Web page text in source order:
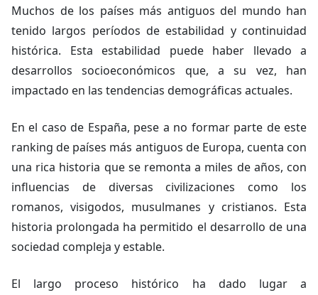
Muchos de los países más antiguos del mundo han
tenido largos períodos de estabilidad y continuidad
histórica. Esta estabilidad puede haber llevado a
desarrollos socioeconómicos que, a su vez, han
impactado en las tendencias demográficas actuales.
En el caso de España, pese a no formar parte de este
ranking de países más antiguos de Europa, cuenta con
una rica historia que se remonta a miles de años, con
influencias de diversas civilizaciones como los
romanos, visigodos, musulmanes y cristianos. Esta
historia prolongada ha permitido el desarrollo de una
sociedad compleja y estable.
El largo proceso histórico ha dado lugar a